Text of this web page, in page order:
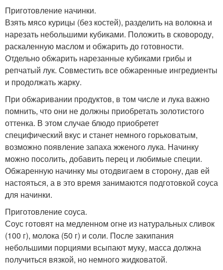
Приготовление начинки.
Взять мясо курицы (без костей), разделить на волокна и
нарезать небольшими кубиками. Положить в сковороду,
раскаленную маслом и обжарить до готовности.
Отдельно обжарить нарезанные кубиками грибы и
репчатый лук. Совместить все обжаренные ингредиенты
и продолжать жарку.
При обжаривании продуктов, в том числе и лука важно
помнить, что они не должны приобретать золотистого
оттенка. В этом случае блюдо приобретет
специфический вкус и станет немного горьковатым,
возможно появление запаха жженого лука. Начинку
можно посолить, добавить перец и любимые специи.
Обжаренную начинку мы отодвигаем в сторону, дав ей
настояться, а в это время занимаются подготовкой соуса
для начинки.
Приготовление соуса.
Соус готовят на медленном огне из натуральных сливок
(100 г), молока (50 г) и соли. После закипания
небольшими порциями всыпают муку, масса должна
получиться вязкой, но немного жидковатой.